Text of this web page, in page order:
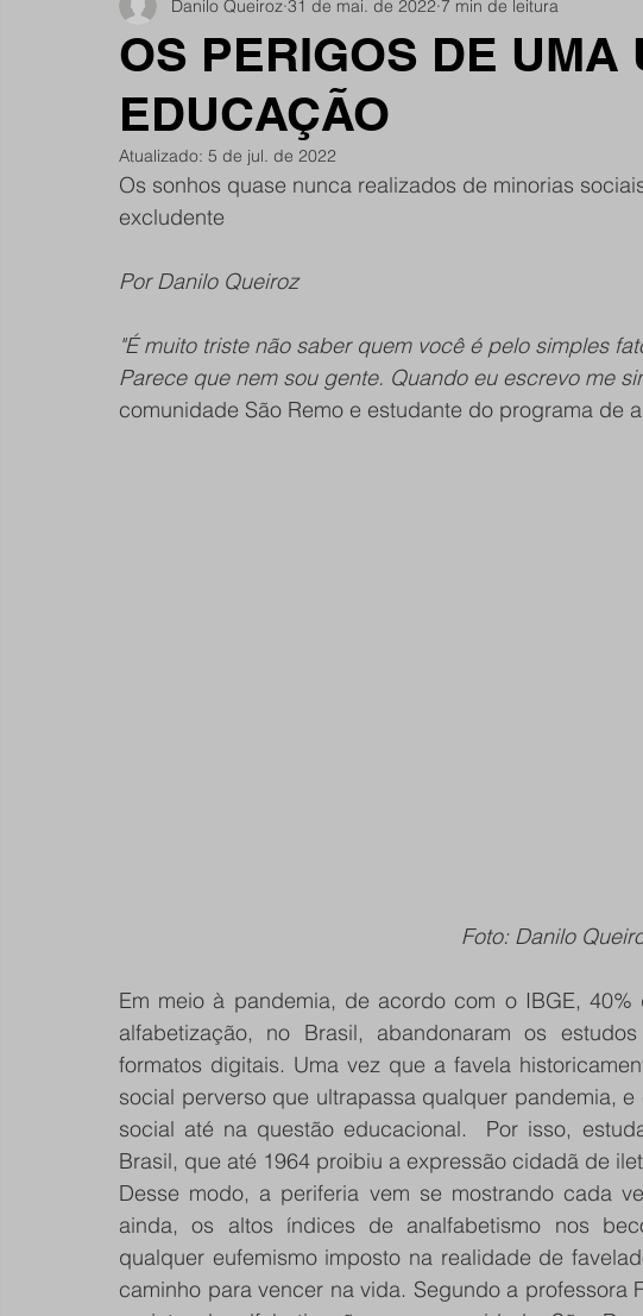
Notícias do Jardim São Remo Debate Comunidade
São Remano Entrevista Mulheres
OS PERIGOS DE UMA
EDUCAÇÃO
Danilo Queiroz 31 de mai. de 2022 7 min de leitura
Atualizado: 5 de jul. de 2022
Os sonhos quase nunca realizados de minorias
excludente
Por Danilo Queiroz
"É muito triste não saber quem você é pelo simples
Parece que nem sou gente. Quando eu escrevo me
comunidade São Remo e estudante do programa de
Foto: Danilo
Em meio à pandemia, de acordo com o IBGE,
alfabetização, no Brasil, abandonaram os
formatos digitais. Uma vez que a favela
social perverso que ultrapassa qualquer pandemia,
social até na questão educacional.  Por isso,
Brasil, que até 1964 proibiu a expressão cidadã de
Desse modo, a periferia vem se mostrando cada
ainda, os altos índices de analfabetismo nos
qualquer eufemismo imposto na realidade de
caminho para vencer na vida. Segundo a professora